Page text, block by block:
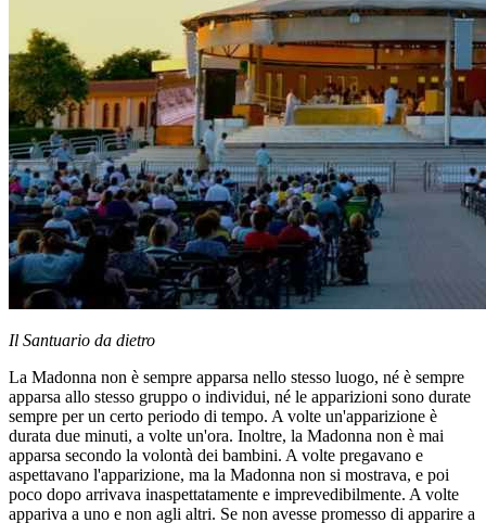
Il Santuario da dietro
La Madonna non è sempre apparsa nello stesso luogo, né è sempre
apparsa allo stesso gruppo o individui, né le apparizioni sono durate
sempre per un certo periodo di tempo. A volte un'apparizione è
durata due minuti, a volte un'ora. Inoltre, la Madonna non è mai
apparsa secondo la volontà dei bambini. A volte pregavano e
aspettavano l'apparizione, ma la Madonna non si mostrava, e poi
poco dopo arrivava inaspettatamente e imprevedibilmente. A volte
appariva a uno e non agli altri. Se non avesse promesso di apparire a